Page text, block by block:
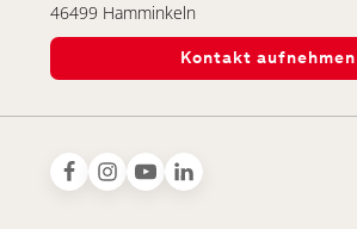
46499 Hamminkeln
Kontakt aufnehmen